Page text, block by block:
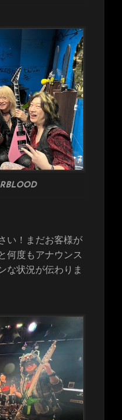
い！まだお客様が
何度もアナウンス
な状況が伝わりま